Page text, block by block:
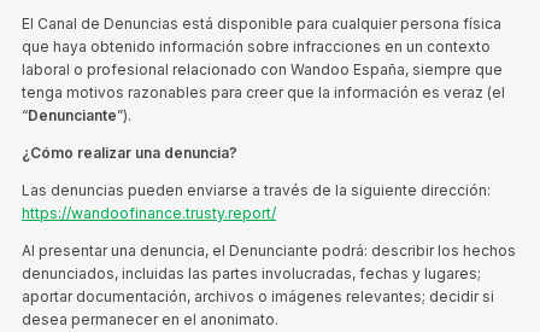
El Canal de Denuncias está disponible para cualquier persona física
que haya obtenido información sobre infracciones en un contexto
laboral o profesional relacionado con Wandoo España, siempre que
tenga motivos razonables para creer que la información es veraz (el
“Denunciante”).
¿Cómo realizar una denuncia?
Las denuncias pueden enviarse a través de la siguiente dirección:
https://wandoofinance.trusty.report/
Al presentar una denuncia, el Denunciante podrá: describir los hechos
denunciados, incluidas las partes involucradas, fechas y lugares;
aportar documentación, archivos o imágenes relevantes; decidir si
desea permanecer en el anonimato.